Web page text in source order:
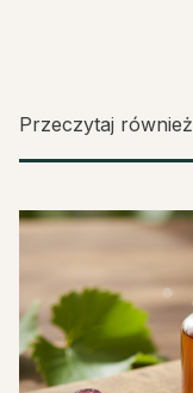
Przeczytaj również